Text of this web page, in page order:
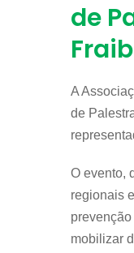
de
A
de
O evento,
regionais
mobilizar